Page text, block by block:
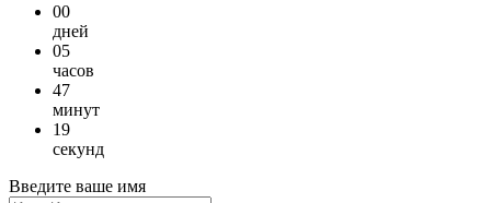
00
дней
05
часов
47
минут
19
секунд
Введите ваше имя